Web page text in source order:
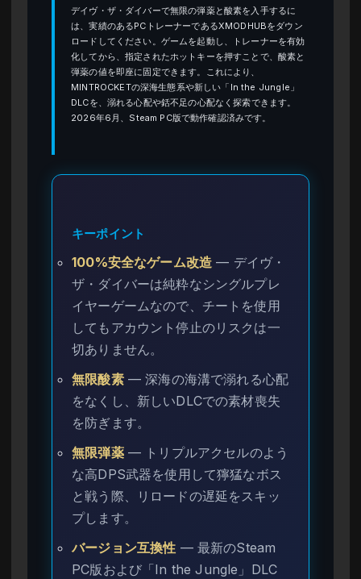
デイヴ・ザ・ダイバーで無限の弾薬と酸素を入手するに
は、実績のあるPCトレーナーであるXMODHUBをダウン
ロードしてください。ゲームを起動し、トレーナーを有効
化してから、指定されたホットキーを押すことで、酸素と
弾薬の値を即座に固定できます。これにより、
MINTROCKETの深海生態系や新しい「In the Jungle」
DLCを、溺れる心配や銛不足の心配なく探索できます。
2026年6月、Steam PC版で動作確認済みです。
キーポイント
100%安全なゲーム改造 — デイヴ・
ザ・ダイバーは純粋なシングルプレ
イヤーゲームなので、チートを使用
してもアカウント停止のリスクは一
切ありません。
無限酸素— 深海の海溝で溺れる心配
をなくし、新しいDLCでの素材喪失
を防ぎます。
無限弾薬— トリプルアクセルのよう
な高DPS武器を使用して獰猛なボス
と戦う際、リロードの遅延をスキッ
プします。
バージョン互換性 — 最新のSteam
PC版および「In the Jungle」DLC